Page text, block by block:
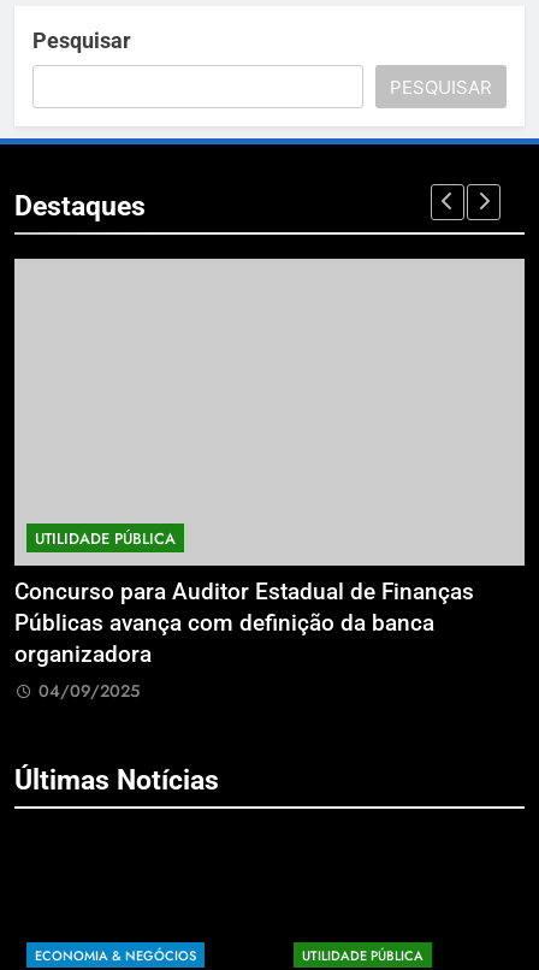
Pesquisar
PESQUISAR
Destaques
UTILIDADE PÚBLICA
Concurso para Auditor Estadual de Finanças
Públicas avança com definição da banca
organizadora
04/09/2025
Últimas Notícias
ECONOMIA & NEGÓCIOS UTILIDADE PÚBLICA